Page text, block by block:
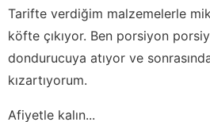
Tarifte verdiğim malzemelerle
köfte çıkıyor. Ben porsiyon
dondurucuya atıyor ve
kızartıyorum.
Afiyetle kalın...